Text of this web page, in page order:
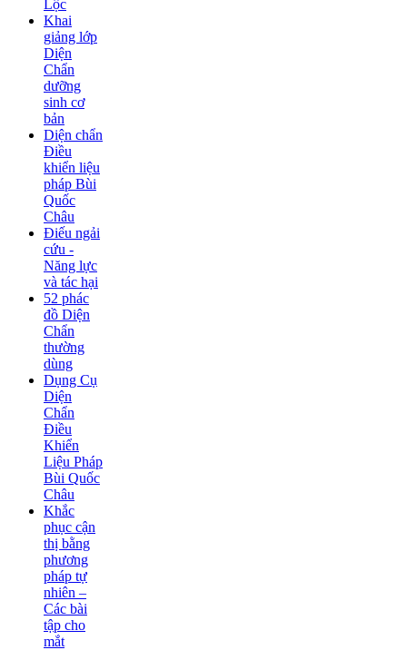
Lộc
Khai
giảng lớp
Diện
Chẩn
dưỡng
sinh cơ
bản
Diện chẩn
Điều
khiển liệu
pháp Bùi
Quốc
Châu
Điếu ngải
cứu -
Năng lực
và tác hại
52 phác
đồ Diện
Chẩn
thường
dùng
Dụng Cụ
Diện
Chẩn
Điều
Khiển
Liệu Pháp
Bùi Quốc
Châu
Khắc
phục cận
thị bằng
phương
pháp tự
nhiên –
Các bài
tập cho
mắt